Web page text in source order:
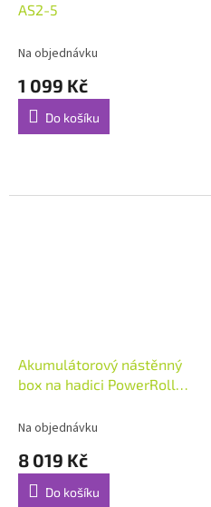
AS2-5
Na objednávku
1 099 Kč
Do košíku
Akumulátorový nástěnný
box na hadici PowerRoll
Na objednávku
8 019 Kč
Do košíku